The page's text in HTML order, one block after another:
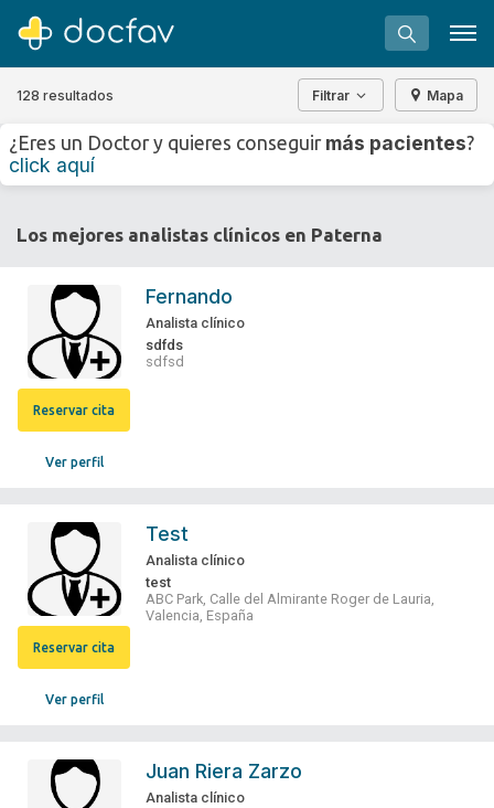
Software para clínicas
¿Eres un doctor?
128 resultados Filtrar Mapa
¿Eres un Doctor y quieres conseguir más pacientes?
click aquí
Los mejores analistas clínicos en Paterna
Ver perfil
Reservar cita
Fernando
Analista clínico
sdfds
sdfsd
Ver perfil
Reservar cita
Test
Analista clínico
test
ABC Park, Calle del Almirante Roger de Lauria,
Valencia, España
Juan Riera Zarzo
Analista clínico
+ −
⇧
»
©OpenStreetMapcontributors.